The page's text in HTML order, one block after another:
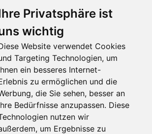
Privatsphäre ist
wichtig
Website verwendet Cookies
Targeting Technologien, um
ein besseres Internet-
zu ermöglichen und die
die Sie sehen, besser an
Bedürfnisse anzupassen. Diese
nutzen wir
um Ergebnisse zu